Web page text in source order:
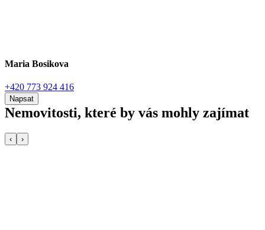
Maria Bosikova
+420 773 924 416
Napsat
Nemovitosti, které by vás mohly zajímat
‹ ›